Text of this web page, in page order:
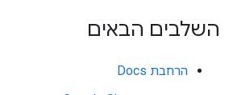
השלבים הבאים
הרחבת Docs